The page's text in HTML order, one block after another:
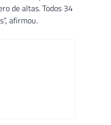
de altas. Todos 34
afirmou.